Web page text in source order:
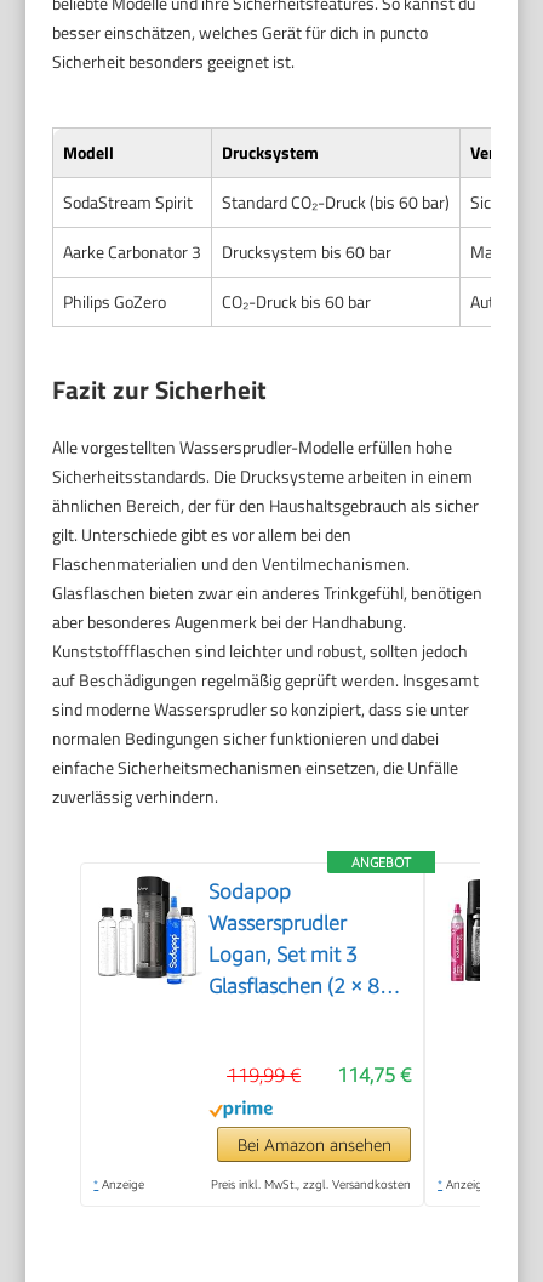
besser einschätzen, welches Gerät für dich in puncto
Sicherheit besonders geeignet ist.
Modell Drucksystem
Ventiltyp
SodaStream Spirit
Standard CO₂-Druck (bis 60 bar)
Aarke Carbonator 3
Drucksystem bis 60 bar
Philips GoZero
CO₂-Druck bis 60 bar
Fazit zur Sicherheit
Alle vorgestellten Wassersprudler-Modelle erfüllen hohe
Sicherheitsstandards. Die Drucksysteme arbeiten in einem
ähnlichen Bereich, der für den Haushaltsgebrauch als sicher
gilt. Unterschiede gibt es vor allem bei den
Flaschenmaterialien und den Ventilmechanismen.
Glasflaschen bieten zwar ein anderes Trinkgefühl, benötigen
aber besonderes Augenmerk bei der Handhabung.
Kunststoffflaschen sind leichter und robust, sollten jedoch
auf Beschädigungen regelmäßig geprüft werden. Insgesamt
sind moderne Wassersprudler so konzipiert, dass sie unter
normalen Bedingungen sicher funktionieren und dabei
einfache Sicherheitsmechanismen einsetzen, die Unfälle
zuverlässig verhindern.
ANGEBOT
Sodapop
Wassersprudler
Logan, Set mit 3
Glasflaschen (2 × 850
Matt Schwarz, Höhe
42,6 cm
114,75 €
119,99 €
Bei Amazon ansehen
* Anzeige Preis inkl. MwSt., zzgl. Versandkosten * Anzeige